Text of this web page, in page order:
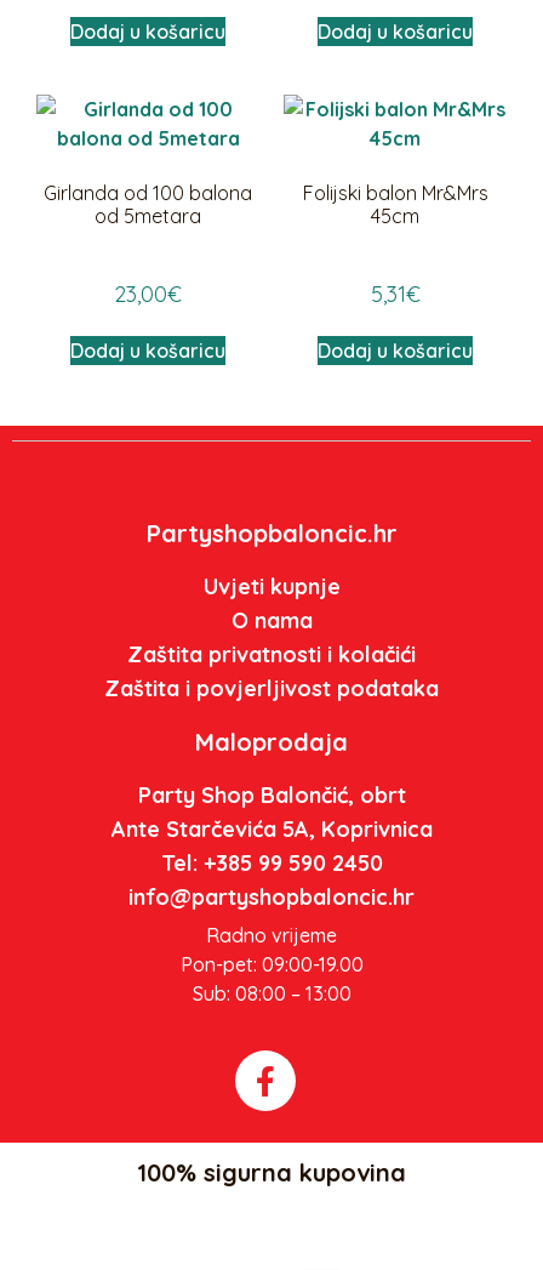
Dodaj u košaricu Dodaj u košaricu
Girlanda od 100 balona
od 5metara
23,00€
Dodaj u košaricu
Folijski balon Mr&Mrs
45cm
5,31€
Dodaj u košaricu
Partyshopbaloncic.hr
Uvjeti kupnje
O nama
Zaštita privatnosti i kolačići
Zaštita i povjerljivost podataka
Maloprodaja
Party Shop Balončić, obrt
Ante Starčevića 5A, Koprivnica
Tel: +385 99 590 2450
info@partyshopbaloncic.hr
Radno vrijeme
Pon-pet: 09:00-19.00
Sub: 08:00 – 13:00
100% sigurna kupovina